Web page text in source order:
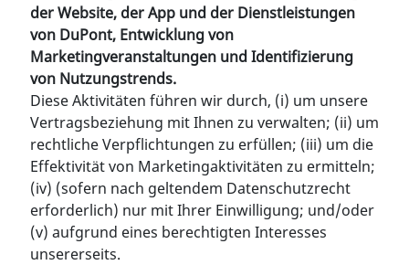
der Website, der App und der Dienstleistungen
von DuPont, Entwicklung von
Marketingveranstaltungen und Identifizierung
von Nutzungstrends.
Diese Aktivitäten führen wir durch, (i) um unsere
Vertragsbeziehung mit Ihnen zu verwalten; (ii) um
rechtliche Verpflichtungen zu erfüllen; (iii) um die
Effektivität von Marketingaktivitäten zu ermitteln;
(iv) (sofern nach geltendem Datenschutzrecht
erforderlich) nur mit Ihrer Einwilligung; und/oder
(v) aufgrund eines berechtigten Interesses
unsererseits.